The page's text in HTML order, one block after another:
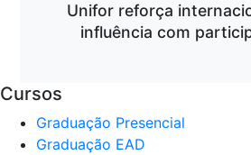
Unifor reforça
influência com
Cursos
Graduação Presencial
Graduação EAD